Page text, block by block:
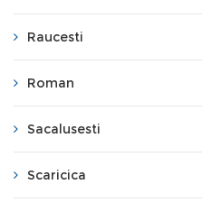
Raucesti
Roman
Sacalusesti
Scaricica